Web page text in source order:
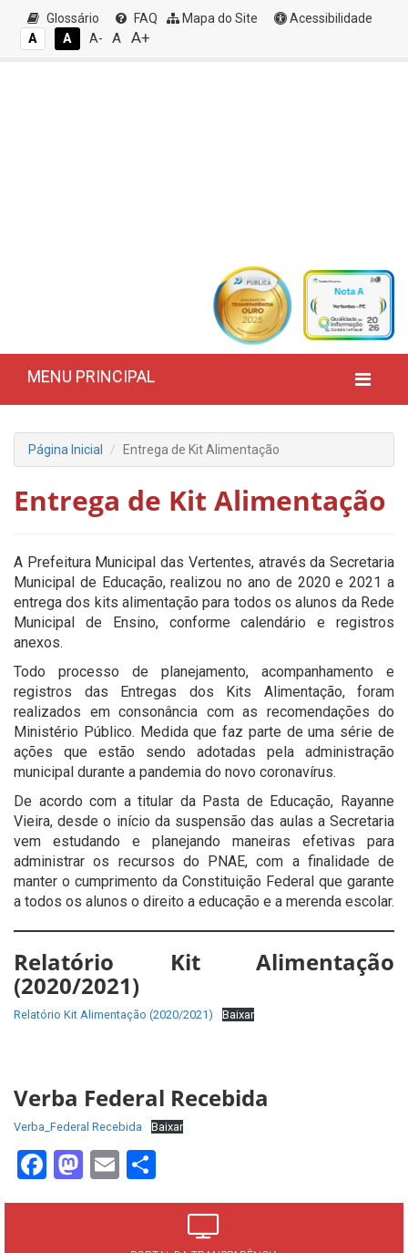
Glossário FAQ Mapa do Site
Acessibilidade
A
A A- A A+
MENU PRINCIPAL
Página Inicial Entrega de Kit Alimentação
Entrega de Kit Alimentação
A Prefeitura Municipal das Vertentes, através da Secretaria
Municipal de Educação, realizou no ano de 2020 e 2021 a
entrega dos kits alimentação para todos os alunos da Rede
Municipal de Ensino, conforme calendário e registros
anexos.
Todo processo de planejamento, acompanhamento e
registros das Entregas dos Kits Alimentação, foram
realizados em consonância com as recomendações do
Ministério Público. Medida que faz parte de uma série de
ações que estão sendo adotadas pela administração
municipal durante a pandemia do novo coronavírus.
De acordo com a titular da Pasta de Educação, Rayanne
Vieira, desde o início da suspensão das aulas a Secretaria
vem estudando e planejando maneiras efetivas para
administrar os recursos do PNAE, com a finalidade de
manter o cumprimento da Constituição Federal que garante
a todos os alunos o direito a educação e a merenda escolar.
Relatório Kit Alimentação
(2020/2021)
Relatório Kit Alimentação (2020/2021) Baixar
Verba Federal Recebida
Verba_Federal Recebida Baixar
Facebook
Mastodon
Email